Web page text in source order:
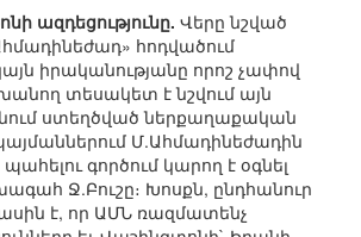
ազդեցությունը. Վերը նշված
հոդվածում
իրականությանը որոշ չափով
տեսակետ է նշվում այն
ստեղծված ներքաղաքական
Մ.Ահմադինեժադին
գործում կարող է օգնել
Ջ.Բուշը։ Խոսքն, ընդհանուր
է, որ ԱՄՆ ռազմատենչ